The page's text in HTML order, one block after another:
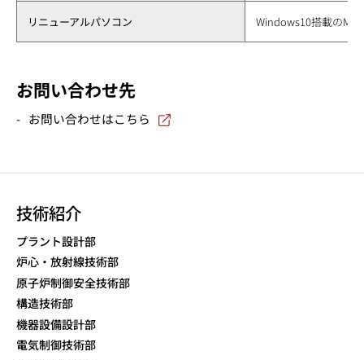
リニューアルパソコン Windows10搭載の
お問い合わせ先
お問い合わせはこちら
技術紹介
プラント設計部
炉心・放射線技術部
原子炉制御安全技術部
構造技術部
機器設備設計部
電気制御技術部